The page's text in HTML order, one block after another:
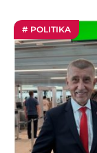
# POLITIKA